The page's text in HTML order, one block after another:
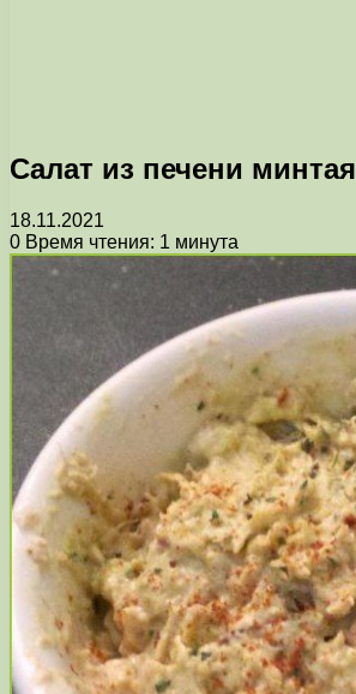
Салат из печени минтая
18.11.2021
0 Время чтения: 1 минута